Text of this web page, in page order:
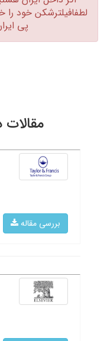
لطفافیلترشکن خود را
پی
مقالات
بررسی مقاله